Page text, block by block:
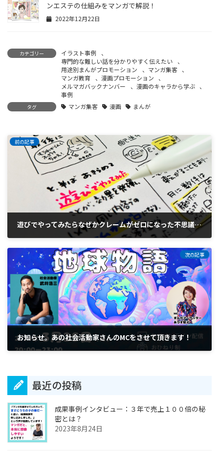
ンエステの仕組みをマンガで解説！
2022年12月22日
カテゴリー イラスト事例
、
専門的な難しい話を分かりやすく伝えたい
、
用途別まんがプロモーション
、 マンガ集客
、
マンガ教育
、 漫画プロモーション
、
メルマガバックナンバー
、 漫画のキャラから学ぶ
、
事例
タグ マンガ集客 漫画 まんが
前の記事
遊びでやってみたらなぜかクレームがゼロになった不思議体験
2024年2月29日
次の記事
お知らせ。あの社会活動家さんのMCをさせて頂きます！
2024年3月10日
最近の投稿
成果事例インタビュー：３年で売上１００倍の秘
密とは？
2023年8月24日